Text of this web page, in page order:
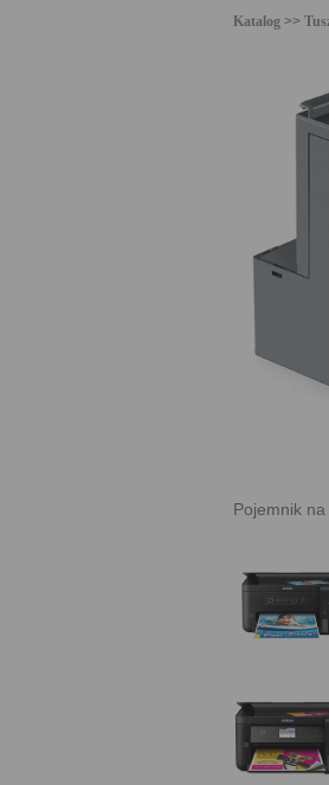
Katalog >>
Pojemnik